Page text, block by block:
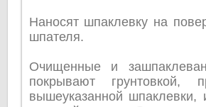
Наносят шпаклевку на
шпателя.
Очищенные и
покрывают грунтовкой,
вышеуказанной шпаклевки,